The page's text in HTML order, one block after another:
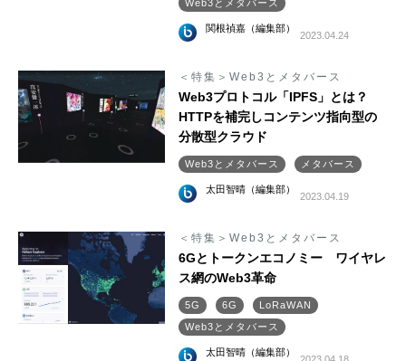
Web3とメタバース
関根禎嘉（編集部）
2023.04.24
＜特集＞Web3とメタバース
Web3プロトコル「IPFS」とは？
HTTPを補完しコンテンツ指向型の
分散型クラウド
Web3とメタバース メタバース
太田智晴（編集部）
2023.04.19
＜特集＞Web3とメタバース
6Gとトークンエコノミー ワイヤレ
ス網のWeb3革命
5G 6G
LoRaWAN
Web3とメタバース
太田智晴（編集部）